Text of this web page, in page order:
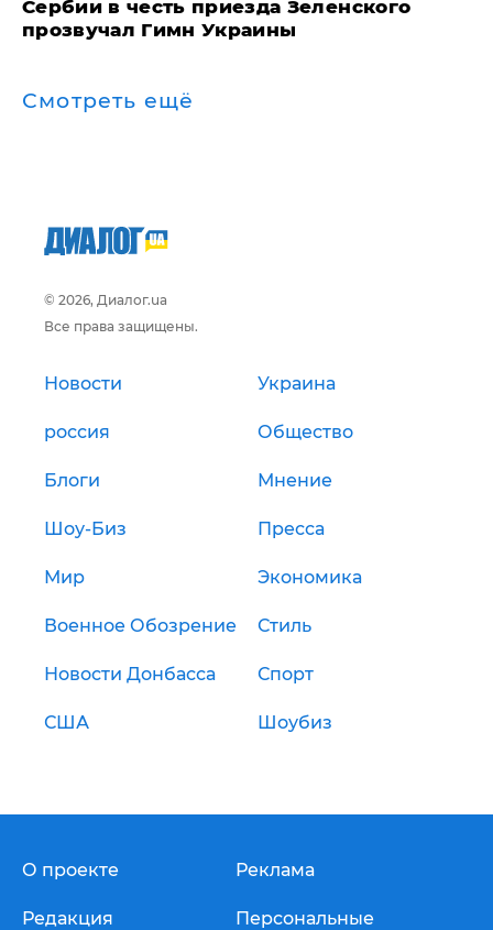
Сербии в честь приезда Зеленского
прозвучал Гимн Украины
Смотреть ещё
© 2026, Диалог.ua
Все права защищены.
Новости Украина
россия Общество
Блоги Мнение
Шоу-Биз Пресса
Мир Экономика
Военное Обозрение Стиль
Новости Донбасса Спорт
США Шоубиз
О проекте
Редакция
Реклама
Персональные